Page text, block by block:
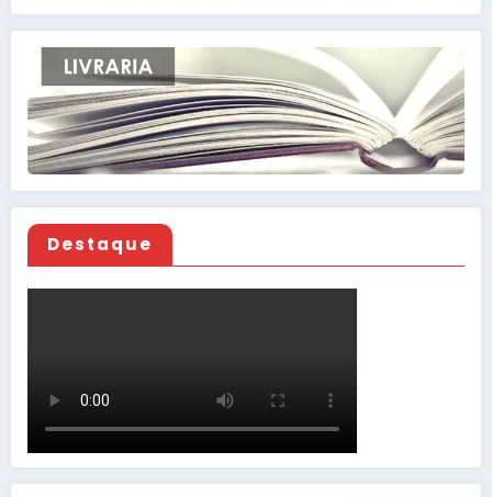
Destaque